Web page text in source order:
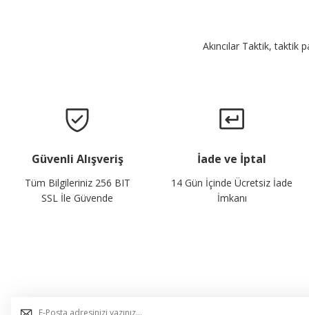
Akıncılar Taktik, taktik
Güvenli Alışveriş
Tüm Bilgileriniz 256 BIT
SSL İle Güvende
İade ve İptal
14 Gün İçinde Ücretsiz İade
İmkanı